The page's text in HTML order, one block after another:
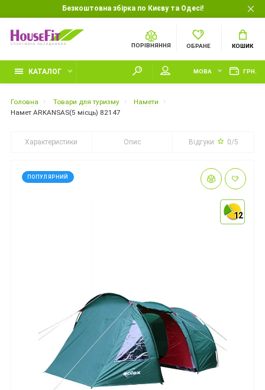
Безкоштовна збірка по Києву та Одесі!
ПОРІВНЯННЯ ОБРАНЕ КОШИК
КАТАЛОГ МОВА ГРН.
Головна Товари для туризму
Намети
Намет ARKANSAS(5 місць) 82147
Характеристики Опис Відгуки 0/5
12
12
ПОПУЛЯРНИЙ